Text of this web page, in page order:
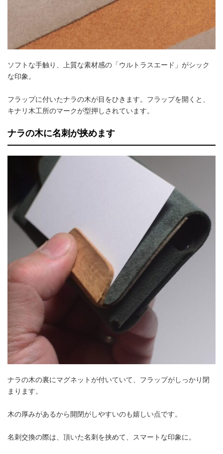
ソフトな手触り、上質な素材感の「ウルトラスエード」がシック
な印象。
フラップに付いたナラの木が目をひきます。フラップを開くと、
キナリ木工所のマークが型押しされています。
ナラの木に名刺が挟めます
ナラの木の裏にマグネットが付いていて、フラップがしっかり閉
まります。
木の厚みがあるから開閉がしやすいのも嬉しい点です。
名刺交換の際は、頂いた名刺を挟めて、スマートな印象に。